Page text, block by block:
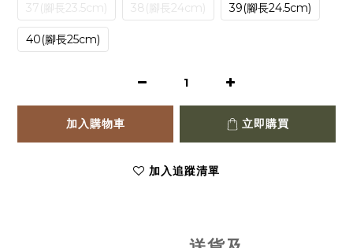
37(腳長23.5cm) 38(腳長24cm) 39(腳長24.5cm)
40(腳長25cm)
加入購物車 立即購買
加入追蹤清單